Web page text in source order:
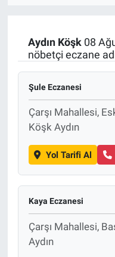
Aydın Köşk08
nöbetçi eczane
Şule Eczanesi
Çarşı Mahallesi,
Köşk Aydın
Yol Tarifi Al
Kaya Eczanesi
Çarşı Mahallesi,
Aydın
Kültür - Sanat
Yaşam
VEFATLAR